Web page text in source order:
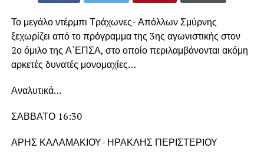
Το μεγάλο ντέρμπι Τράχωνες- Απόλλων Σμύρνης
ξεχωρίζει από το πρόγραμμα της 3ης αγωνιστικής στον
2ο όμιλο της Α΄ΕΠΣΑ, στο οποίο περιλαμβάνονται ακόμη
αρκετές δυνατές μονομαχίες…
Αναλυτικά…
ΣΑΒΒΑΤΟ 16:30
ΑΡΗΣ ΚΑΛΑΜΑΚΙΟΥ- ΗΡΑΚΛΗΣ ΠΕΡΙΣΤΕΡΙΟΥ